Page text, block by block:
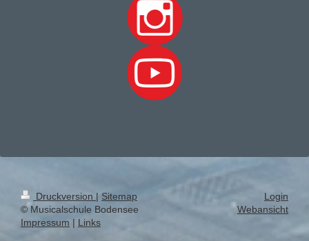
Druckversion | Sitemap
© Musicalschule Bodensee
Impressum | Links
Login
Webansicht